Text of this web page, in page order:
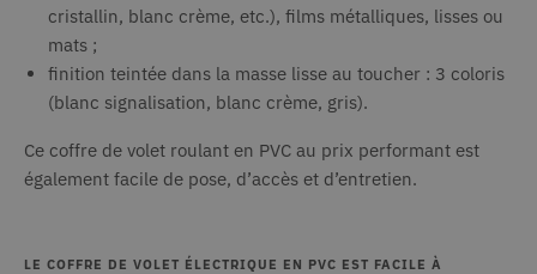
cristallin, blanc crème, etc.), films métalliques, lisses ou
mats ;
finition teintée dans la masse lisse au toucher : 3 coloris
(blanc signalisation, blanc crème, gris).
Ce coffre de volet roulant en PVC au prix performant est
également facile de pose, d’accès et d’entretien.
LE COFFRE DE VOLET ÉLECTRIQUE EN PVC EST FACILE À